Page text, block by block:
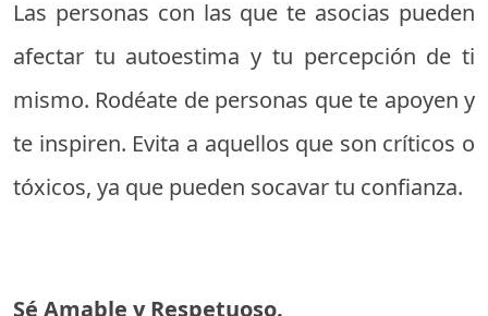
Las personas con las que te asocias pueden
afectar tu autoestima y tu percepción de ti
mismo. Rodéate de personas que te apoyen y
te inspiren. Evita a aquellos que son críticos o
tóxicos, ya que pueden socavar tu confianza.
Sé Amable y Respetuoso.